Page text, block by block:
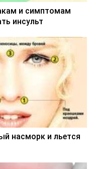
и симптомам
инсульт
насморк и льется